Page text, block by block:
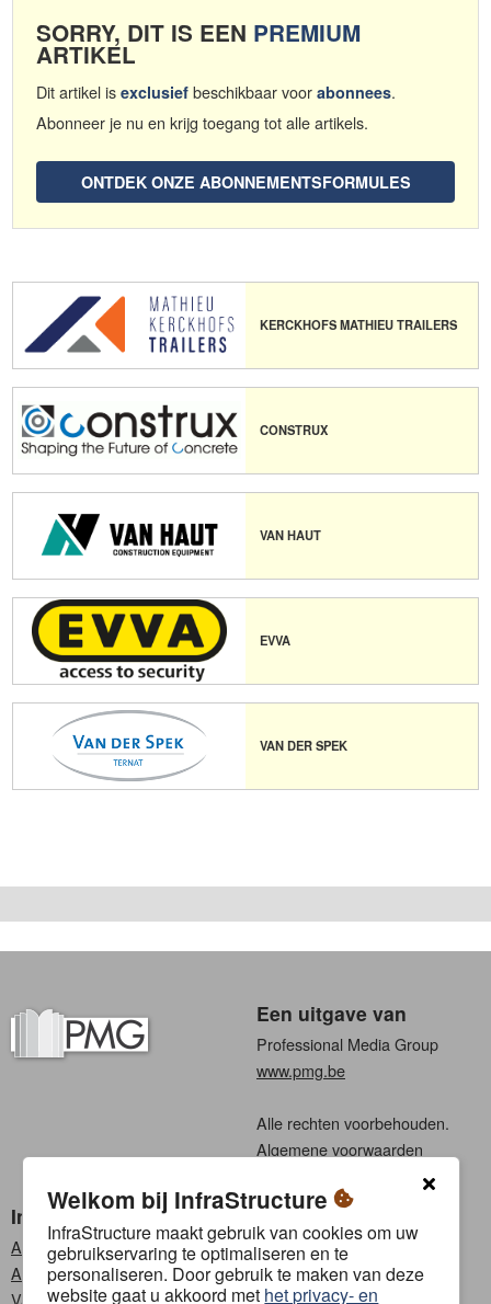
SORRY, DIT IS EEN PREMIUM
ARTIKEL
Dit artikel is exclusiefbeschikbaar voor abonnees.
Abonneer je nu en krijg toegang tot alle artikels.
ONTDEK ONZE ABONNEMENTSFORMULES
KERCKHOFS MATHIEU TRAILERS
CONSTRUX
VAN HAUT
EVVA
VAN DER SPEK
Een uitgave van
Professional Media Group
www.pmg.be
Alle rechten voorbehouden.
Algemene voorwaarden
InfraStructure
Abonneren
Adverteren
Vacatures
Kies een taal
Nederlands
Frans
Welkom bij InfraStructure
InfraStructure maakt gebruik van cookies om uw
gebruikservaring te optimaliseren en te
personaliseren. Door gebruik te maken van deze
website gaat u akkoord met het privacy- en